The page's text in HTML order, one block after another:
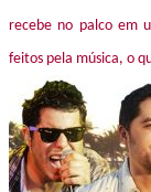
recebe no palco em
feitos pela música, o